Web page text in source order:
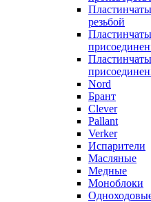
резьбой
Nord
Брант
Clever
Pallant
Verker
Испарители
Масляные
Медные
Моноблоки